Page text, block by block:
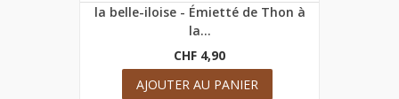
la belle-iloise - Émietté de Thon à
la...
CHF 4,90
AJOUTER AU PANIER